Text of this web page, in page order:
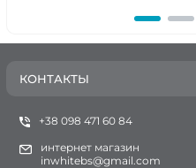
КОНТАКТЫ
+38 098 471 60 84
интернет магазин
inwhitebs@gmail.com